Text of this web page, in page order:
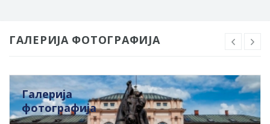
ГАЛЕРИЈА ФОТОГРАФИЈА
Галерија
фотографија